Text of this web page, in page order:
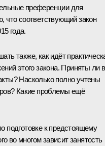
преференции для
что соответствующий закон
года.
также, как идёт
этого закона. Приняты ли
Насколько полно учтены
Какие проблемы ещё
подготовке к предстоящему
во многом зависит занятость